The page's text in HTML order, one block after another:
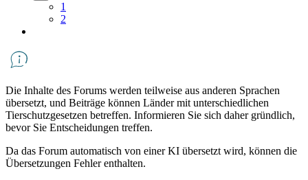
1
2
Die Inhalte des Forums werden teilweise aus anderen Sprachen
übersetzt, und Beiträge können Länder mit unterschiedlichen
Tierschutzgesetzen betreffen. Informieren Sie sich daher gründlich,
bevor Sie Entscheidungen treffen.
Da das Forum automatisch von einer KI übersetzt wird, können die
Übersetzungen Fehler enthalten.